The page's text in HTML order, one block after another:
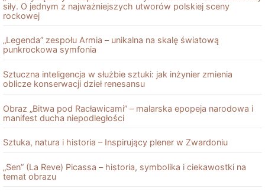
siły. O jednym z najważniejszych utworów polskiej sceny
rockowej
„Legenda” zespołu Armia – unikalna na skalę światową
punkrockowa symfonia
Sztuczna inteligencja w służbie sztuki: jak inżynier zmienia
oblicze konserwacji dzieł renesansu
Obraz „Bitwa pod Racławicami” – malarska epopeja narodowa i
manifest ducha niepodległości
Sztuka, natura i historia – Inspirujący plener w Zwardoniu
„Sen” (La Reve) Picassa – historia, symbolika i ciekawostki na
temat obrazu